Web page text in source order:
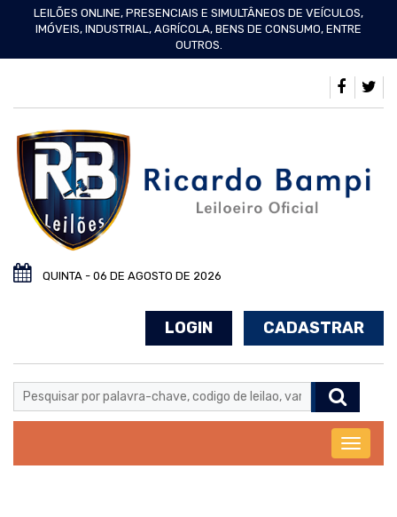
LEILÕES ONLINE, PRESENCIAIS E SIMULTÂNEOS DE VEÍCULOS,
IMÓVEIS, INDUSTRIAL, AGRÍCOLA, BENS DE CONSUMO, ENTRE
OUTROS.
QUINTA - 06 DE AGOSTO DE 2026
LOGIN CADASTRAR
Abrir
menu